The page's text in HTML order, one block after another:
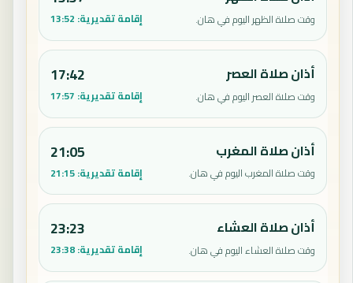
وقت صلاة الظهر اليوم في هان. إقامة تقديرية: 13:52
أذان صلاة العصر
وقت صلاة العصر اليوم في هان.
17:42
إقامة تقديرية: 17:57
أذان صلاة المغرب
وقت صلاة المغرب اليوم في هان.
21:05
إقامة تقديرية:21:15
أذان صلاة العشاء
وقت صلاة العشاء اليوم في هان.
23:23
إقامة تقديرية:23:38